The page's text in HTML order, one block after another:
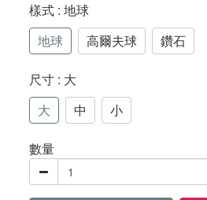
樣式 : 地球
地球
高爾夫球 鑽石
尺寸 : 大
大
中 小
數量